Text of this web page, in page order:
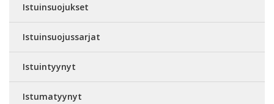
Istuinsuojukset
Istuinsuojussarjat
Istuintyynyt
Istumatyynyt